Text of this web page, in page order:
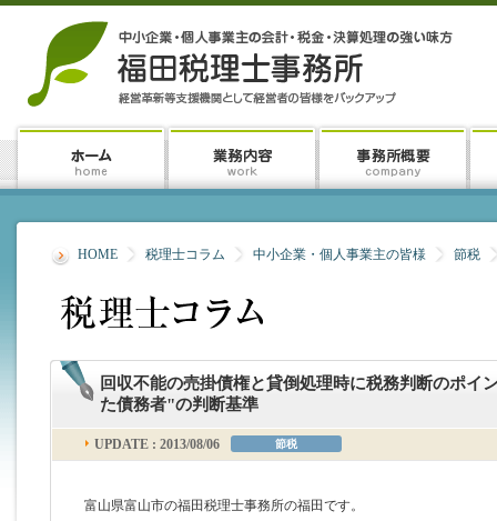
HOME 税理士コラム 中小企業・個人事業主の皆様 節税
回収不能の売掛債権と貸倒処理時に税務判断のポイ
た債務者"の判断基準
UPDATE : 2013/08/06 節税
富山県富山市の福田税理士事務所の福田です。